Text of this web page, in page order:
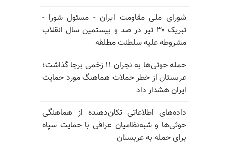
شورای ملی مقاومت ایران - مسئول شورا -
تبریک ۳۰ تیر در صد و بیستمین سال انقلاب
مشروطه علیه سلطنت مطلقه
حمله حوثی‌ها به نجران ۱۱ زخمی برجا گذاشت؛
عربستان از خطر حملات هماهنگ مورد حمایت
ایران هشدار داد
داده‌های اطلاعاتی تکان‌دهنده از هماهنگی
حوثی‌ها و شبه‌نظامیان عراقی با حمایت سپاه
برای حمله به عربستان